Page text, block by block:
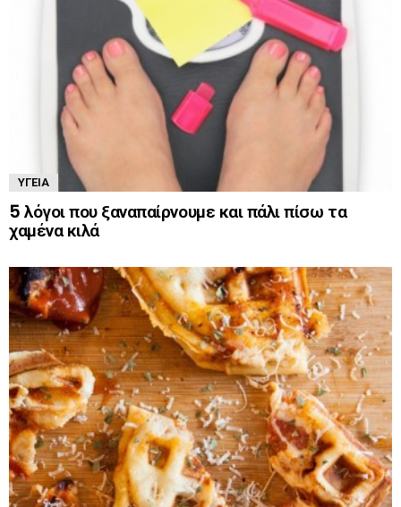
ΥΓΕΊΑ
5 λόγοι που ξαναπαίρνουμε και πάλι πίσω τα
χαμένα κιλά